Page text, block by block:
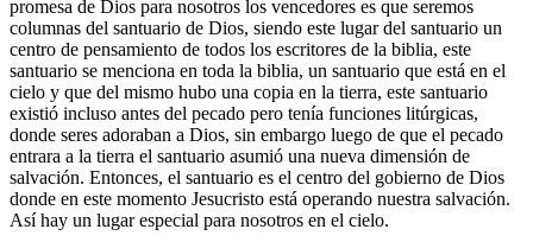
promesa de Dios para nosotros los vencedores es que seremos
columnas del santuario de Dios, siendo este lugar del santuario un
centro de pensamiento de todos los escritores de la biblia, este
santuario se menciona en toda la biblia, un santuario que está en el
cielo y que del mismo hubo una copia en la tierra, este santuario
existió incluso antes del pecado pero tenía funciones litúrgicas,
donde seres adoraban a Dios, sin embargo luego de que el pecado
entrara a la tierra el santuario asumió una nueva dimensión de
salvación. Entonces, el santuario es el centro del gobierno de Dios
donde en este momento Jesucristo está operando nuestra salvación.
Así hay un lugar especial para nosotros en el cielo.